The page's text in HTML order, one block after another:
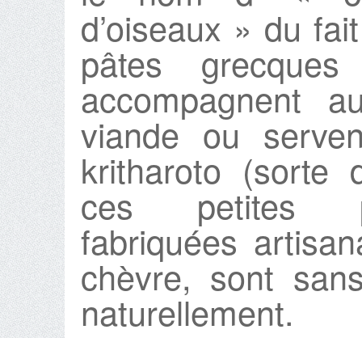
d’oiseaux » du
pâtes
accompagnent
viande ou
kritharoto (sorte
ces petites
fabriquées
chèvre, sont
naturellement.